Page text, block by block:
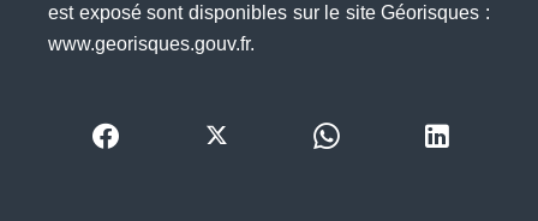
est exposé sont disponibles sur le site Géorisques :
www.georisques.gouv.fr.